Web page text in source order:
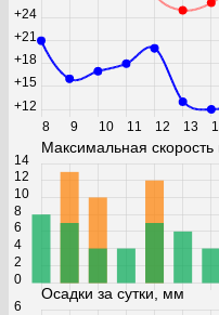
8 9 10 11 12 13
+12
+15
+18
+21
+24
Максимальная
0
2
4
6
8
10
12
14
Осадки за сутки, мм
6